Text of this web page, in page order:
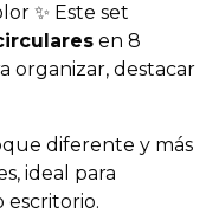
✨ Este set
en 8
organizar, destacar
diferente y más
ideal para
escritorio.